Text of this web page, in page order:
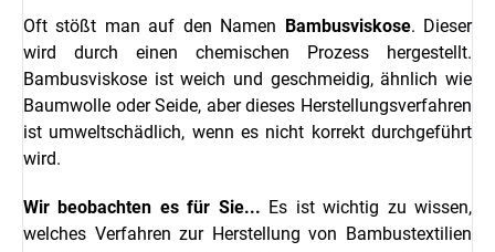
Oft stößt man auf den Namen Bambusviskose. Dieser
wird durch einen chemischen Prozess hergestellt.
Bambusviskose ist weich und geschmeidig, ähnlich wie
Baumwolle oder Seide, aber dieses Herstellungsverfahren
ist umweltschädlich, wenn es nicht korrekt durchgeführt
wird.
Wir beobachten es für Sie... Es ist wichtig zu wissen,
welches Verfahren zur Herstellung von Bambustextilien